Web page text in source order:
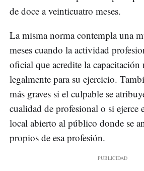
de doce a veinticuatro meses.
La misma norma contempla una
meses cuando la actividad
oficial que acredite la capacitación
legalmente para su ejercicio.
más graves si el culpable se
cualidad de profesional o si ejerce
local abierto al público donde se
propios de esa profesión.